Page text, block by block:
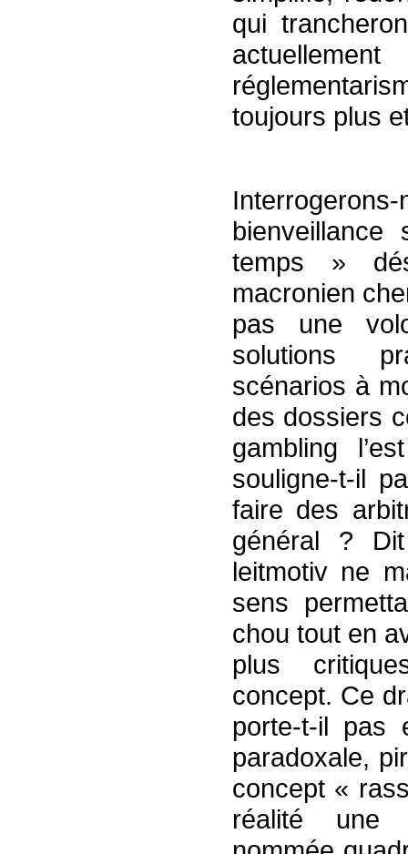
qui
toujours plus
temps »
macronien
pas une
solutions
scénarios à
des dossiers
gambling
souligne-t-il
faire des
général ?
leitmotiv ne
sens
chou tout en
plus
concept. Ce
porte-t-il pas
paradoxale,
concept «
réalité une